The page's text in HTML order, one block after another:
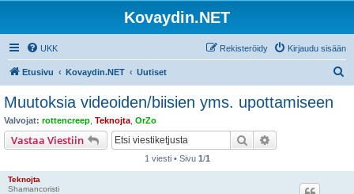
Kovaydin.NET
UKK Kirjaudu sisään
Rekisteröidy
Etusivu Kovaydin.NET Uutiset
Muutoksia videoiden/biisien yms. upottamiseen
Valvojat: rottencreep Teknojta OrZo
Vastaa Viestiin Etsi
1 viesti • Sivu 1/1
Teknojta
Shamancoristi